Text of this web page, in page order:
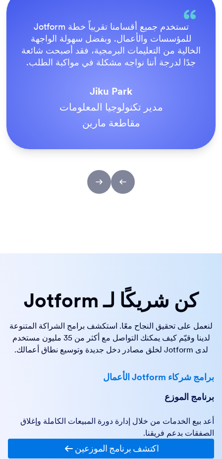
كل شيء سهل للغاية بالنسبة للمستخدم النهائي،
كما أن فريق دعم Jotform رائع. وبمجرد أن
أصبحت جميع نماذجنا متاحة للجميع، اتفق الجميع
على أنها الطريقة المثلى للقيام بالأمور.
Tony Richman
مثبتات الفولاذ المقاوم للصدأ ACS
كن شريكًا لـ Jotform
لنعمل على تحقيق النجاح معًا. استكشف برامج الشراكة المتنوعة
لدينا وقيّم كيف يمكنك التواصل مع أكثر من 35 مليون مستخدم
لدى Jotform لخلق مصادر دخل جديدة وتوسيع نطاق أعمالك.
برامج شركاء Jotform الأعمال
برنامج الموزع
أعد بيع الخدمات من خلال إدارة دورة المبيعات الكاملة وإغلاق
الصفقات بدعم فريقنا.
اكتشف برنامج الموزعين